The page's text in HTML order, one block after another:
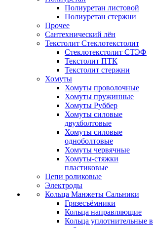
Полиуретан листовой
Полиуретан стержни
Прочее
Сантехнический лён
Текстолит Стеклотекстолит
Стеклотекстолит СТЭФ
Текстолит ПТК
Текстолит стержни
Хомуты
Хомуты проволочные
Хомуты пружинные
Хомуты Руббер
Хомуты силовые
двухболтовые
Хомуты силовые
одноболтовые
Хомуты червячные
Хомуты-стяжки
пластиковые
Цепи роликовые
Электроды
Кольца Манжеты Сальники
Грязесъёмники
Кольца направляющие
Кольца уплотнительные в